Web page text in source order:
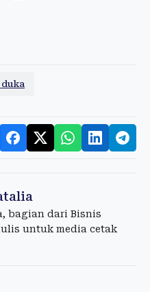
bagian dari Bisnis
untuk media cetak